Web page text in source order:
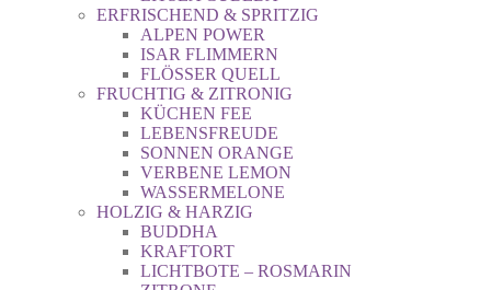
ERFRISCHEND & SPRITZIG
ALPEN POWER
ISAR FLIMMERN
FLÖSSER QUELL
FRUCHTIG & ZITRONIG
KÜCHEN FEE
LEBENSFREUDE
SONNEN ORANGE
VERBENE LEMON
WASSERMELONE
HOLZIG & HARZIG
BUDDHA
KRAFTORT
LICHTBOTE – ROSMARIN